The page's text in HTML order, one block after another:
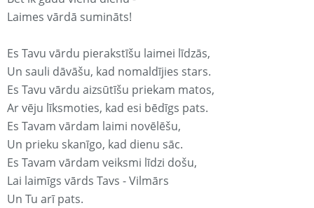
Laimes vārdā sumināts!
Es Tavu vārdu pierakstīšu laimei līdzās,
Un sauli dāvāšu, kad nomaldījies stars.
Es Tavu vārdu aizsūtīšu priekam matos,
Ar vēju līksmoties, kad esi bēdīgs pats.
Es Tavam vārdam laimi novēlēšu,
Un prieku skanīgo, kad dienu sāc.
Es Tavam vārdam veiksmi līdzi došu,
Lai laimīgs vārds Tavs - Vilmārs
Un Tu arī pats.